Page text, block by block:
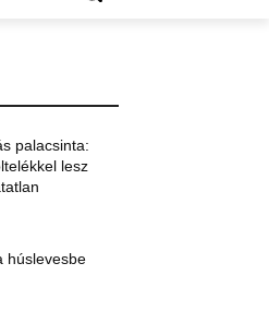
palacsinta:
lesz
húslevesbe